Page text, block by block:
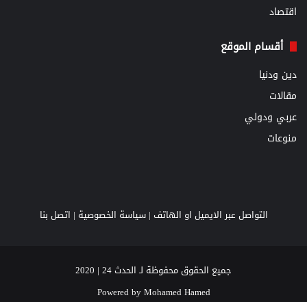
اقتصاد
أقسام الموقع
دين ودنيا
مقالات
عربي ودولي
منوعات
التواصل عبر الايميل او الهاتف |سياسة الخصوصية | اتصل بنا
جميع الحقوق محفوظة لـ الحدث 24 | 2020
Powered byMohamed Hamed